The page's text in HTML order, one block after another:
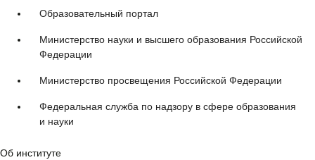
Образовательный портал
Министерство науки и высшего образования Российской
Федерации
Министерство просвещения Российской Федерации
Федеральная служба по надзору в сфере образования
и науки
Об институте